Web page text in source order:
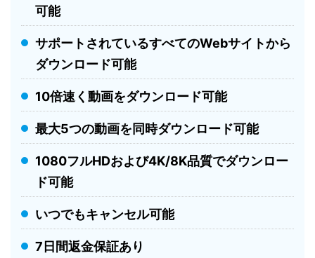
可能
サポートされているすべてのWebサイトから
ダウンロード可能
10倍速く動画をダウンロード可能
最大5つの動画を同時ダウンロード可能
1080フルHDおよび4K/8K品質でダウンロー
ド可能
いつでもキャンセル可能
7日間返金保証あり